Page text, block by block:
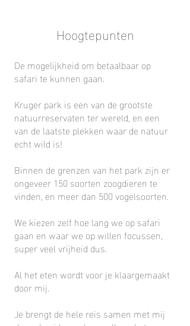
Hoogtepunten
De mogelijkheid om betaalbaar op
safari te kunnen gaan.
Kruger park is een van de grootste
natuurreservaten ter wereld, en een
van de laatste plekken waar de natuur
echt wild is!
Binnen de grenzen van het park zijn er
ongeveer 150 soorten zoogdieren te
vinden, en meer dan 500 vogelsoorten.
We kiezen zelf hoe lang we op safari
gaan en waar we op willen focussen,
super veel vrijheid dus.
Al het eten wordt voor je klaargemaakt
door mij.
Je brengt de hele reis samen met mij